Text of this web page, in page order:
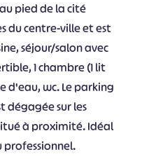
pied de la cité
du centre-ville et est
séjour/salon avec
1 chambre (1 lit
d'eau, wc. Le parking
dégagée sur les
à proximité. Idéal
professionnel.